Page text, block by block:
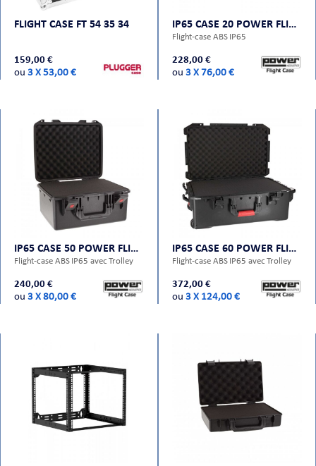
FLIGHT CASE FT 54 35 34
159,00 €
ou 3 X 53,00 €
IP65 CASE 20 POWER FLIGHT CASES
Flight-case ABS IP65
228,00 €
ou 3 X 76,00 €
IP65 CASE 50 POWER FLIGHT CASES
Flight-case ABS IP65 avec Trolley
240,00 €
ou 3 X 80,00 €
IP65 CASE 60 POWER FLIGHT CASES
Flight-case ABS IP65 avec Trolley
372,00 €
ou 3 X 124,00 €